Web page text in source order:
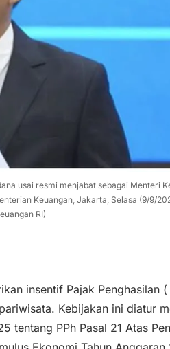
usai resmi menjabat sebagai Menteri
Keuangan, Jakarta, Selasa (9/9/
RI)
insentif Pajak Penghasilan (
Kebijakan ini diatur
tentang PPh Pasal 21 Atas